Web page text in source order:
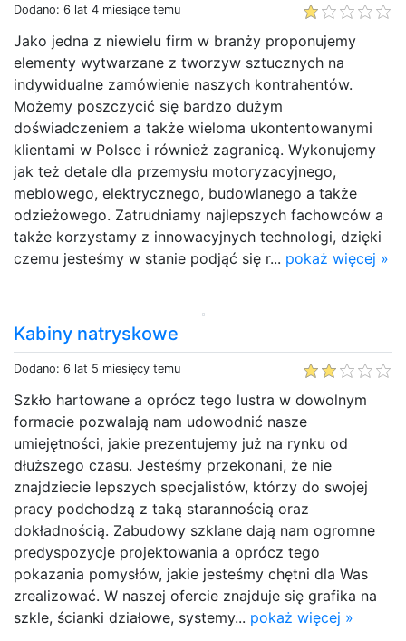
Dodano: 6 lat 4 miesiące temu
Jako jedna z niewielu firm w branży proponujemy
elementy wytwarzane z tworzyw sztucznych na
indywidualne zamówienie naszych kontrahentów.
Możemy poszczycić się bardzo dużym
doświadczeniem a także wieloma ukontentowanymi
klientami w Polsce i również zagranicą. Wykonujemy
jak też detale dla przemysłu motoryzacyjnego,
meblowego, elektrycznego, budowlanego a także
odzieżowego. Zatrudniamy najlepszych fachowców a
także korzystamy z innowacyjnych technologi, dzięki
czemu jesteśmy w stanie podjąć się r... pokaż więcej »
Kabiny natryskowe
Dodano: 6 lat 5 miesięcy temu
Szkło hartowane a oprócz tego lustra w dowolnym
formacie pozwalają nam udowodnić nasze
umiejętności, jakie prezentujemy już na rynku od
dłuższego czasu. Jesteśmy przekonani, że nie
znajdziecie lepszych specjalistów, którzy do swojej
pracy podchodzą z taką starannością oraz
dokładnością. Zabudowy szklane dają nam ogromne
predyspozycje projektowania a oprócz tego
pokazania pomysłów, jakie jesteśmy chętni dla Was
zrealizować. W naszej ofercie znajduje się grafika na
szkle, ścianki działowe, systemy... pokaż więcej »